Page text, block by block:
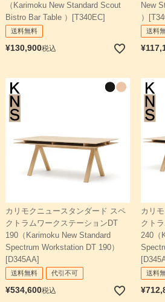
（Karimoku New Standard Scout
Bistro Bar Table ）[T340EC]
送料無料
¥130,900税込
New
）
送料
¥
カリモクニュースタンダード スペ
クトラムワークステーションDT
190（Karimoku New Standard
Spectrum Workstation DT 190）
[D345AA]
送料無料 代引不可
¥534,600税込
カリ
クト
240（
送料
¥